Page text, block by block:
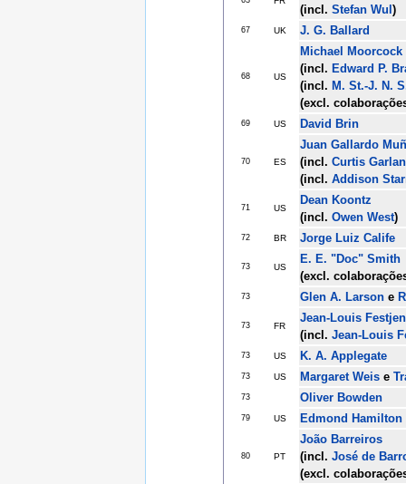
(incl. Stefan Wul )
67 UK J. G. Ballard
68 US
Michael Moorcock
(incl. Edward P.
(incl. M. St.-J. N.
(excl.
69 US David Brin
70 ES
Juan Gallardo
(incl. Curtis
(incl. Addison
71 US
Dean Koontz
(incl. Owen West)
72 BR Jorge Luiz Calife
73 US
E. E. "Doc" Smith
(excl.
73 Glen A. Larson e
73 FR
Jean-Louis
(incl. Jean-Louis
73 US K. A. Applegate
73 US Margaret Weis e
73 Oliver Bowden
79 US Edmond Hamilton
80 PT
João Barreiros
(incl. José de
(excl.